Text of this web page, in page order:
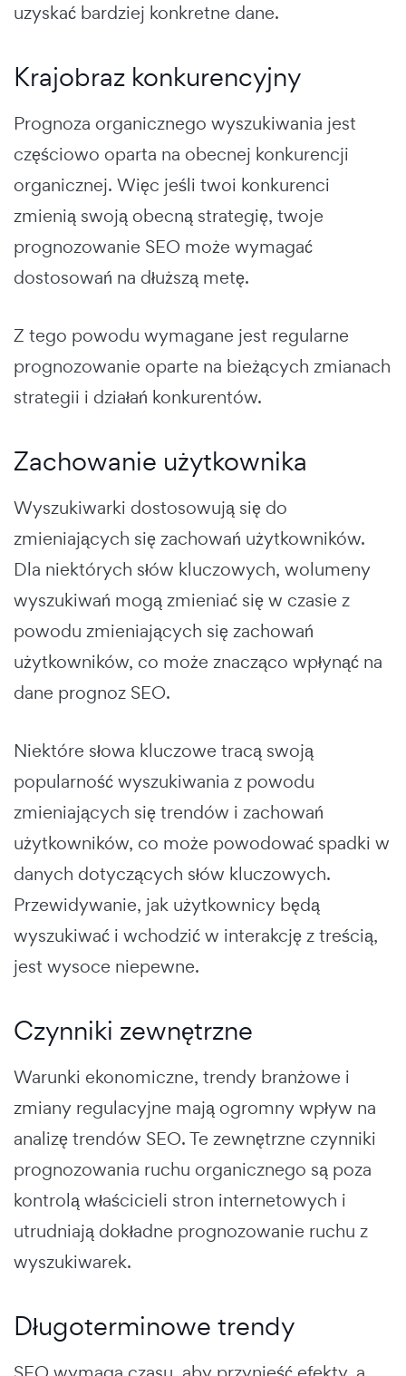
uzyskać bardziej konkretne dane.
Krajobraz konkurencyjny
Prognoza organicznego wyszukiwania jest
częściowo oparta na obecnej konkurencji
organicznej. Więc jeśli twoi konkurenci
zmienią swoją obecną strategię, twoje
prognozowanie SEO może wymagać
dostosowań na dłuższą metę.
Z tego powodu wymagane jest regularne
prognozowanie oparte na bieżących zmianach
strategii i działań konkurentów.
Zachowanie użytkownika
Wyszukiwarki dostosowują się do
zmieniających się zachowań użytkowników.
Dla niektórych słów kluczowych, wolumeny
wyszukiwań mogą zmieniać się w czasie z
powodu zmieniających się zachowań
użytkowników, co może znacząco wpłynąć na
dane prognoz SEO.
Niektóre słowa kluczowe tracą swoją
popularność wyszukiwania z powodu
zmieniających się trendów i zachowań
użytkowników, co może powodować spadki w
danych dotyczących słów kluczowych.
Przewidywanie, jak użytkownicy będą
wyszukiwać i wchodzić w interakcję z treścią,
jest wysoce niepewne.
Czynniki zewnętrzne
Warunki ekonomiczne, trendy branżowe i
zmiany regulacyjne mają ogromny wpływ na
analizę trendów SEO. Te zewnętrzne czynniki
prognozowania ruchu organicznego są poza
kontrolą właścicieli stron internetowych i
utrudniają dokładne prognozowanie ruchu z
wyszukiwarek.
Długoterminowe trendy